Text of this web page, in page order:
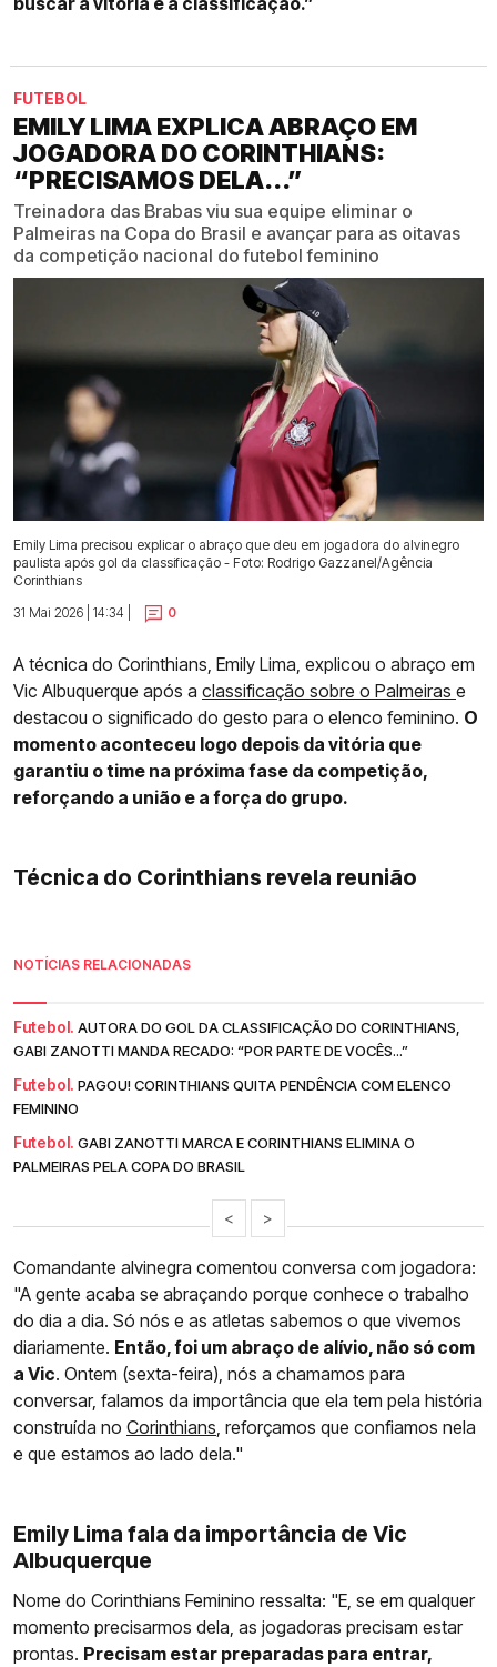
FUTEBOL
EMILY LIMA EXPLICA ABRAÇO EM
JOGADORA DO CORINTHIANS:
“PRECISAMOS DELA...”
Treinadora das Brabas viu sua equipe eliminar o
Palmeiras na Copa do Brasil e avançar para as oitavas
da competição nacional do futebol feminino
Emily Lima precisou explicar o abraço que deu em jogadora do alvinegro
paulista após gol da classificação - Foto: Rodrigo Gazzanel/Agência
Corinthians
31 Mai 2026 | 14:34 |
0
A técnica do Corinthians, Emily Lima, explicou o abraço em
Vic Albuquerque após a classificação sobre o Palmeiras e
destacou o significado do gesto para o elenco feminino. O
momento aconteceu logo depois da vitória que
garantiu o time na próxima fase da competição,
reforçando a união e a força do grupo.
Técnica do Corinthians revela reunião
NOTÍCIAS RELACIONADAS
Futebol. AUTORA DO GOL DA CLASSIFICAÇÃO DO CORINTHIANS,
GABI ZANOTTI MANDA RECADO: “POR PARTE DE VOCÊS...”
Futebol. PAGOU! CORINTHIANS QUITA PENDÊNCIA COM ELENCO
FEMININO
Futebol. GABI ZANOTTI MARCA E CORINTHIANS ELIMINA O
PALMEIRAS PELA COPA DO BRASIL
< >
Comandante alvinegra comentou conversa com jogadora:
"A gente acaba se abraçando porque conhece o trabalho
do dia a dia. Só nós e as atletas sabemos o que vivemos
diariamente. Então, foi um abraço de alívio, não só com
a Vic. Ontem (sexta-feira), nós a chamamos para
conversar, falamos da importância que ela tem pela história
construída no Corinthians , reforçamos que confiamos nela
e que estamos ao lado dela."
Emily Lima fala da importância de Vic
Albuquerque
Nome do Corinthians Feminino ressalta: "E, se em qualquer
momento precisarmos dela, as jogadoras precisam estar
prontas. Precisam estar preparadas para entrar,